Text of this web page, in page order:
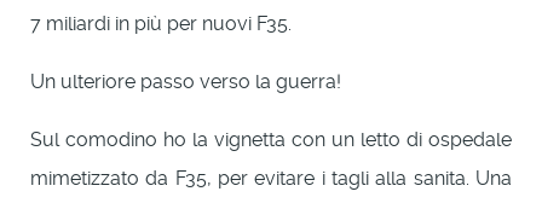
7 miliardi in più per nuovi F35.
Un ulteriore passo verso la guerra!
Sul comodino ho la vignetta con un letto di ospedale
mimetizzato da F35, per evitare i tagli alla sanita. Una